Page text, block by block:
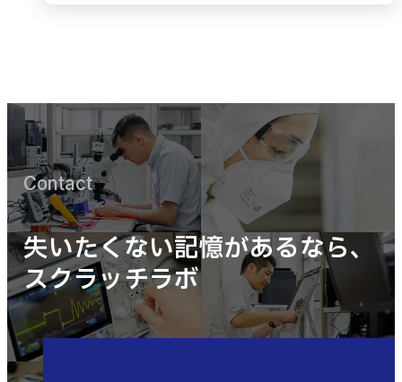
失いたくない記憶があるなら、
スクラッチラボ
Contact